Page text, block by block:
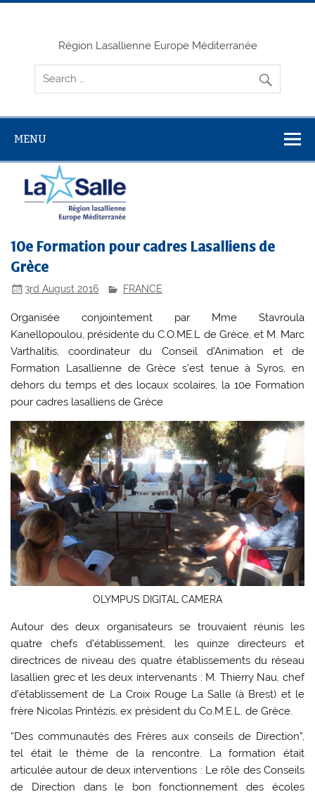
Skip
Région Lasallienne Europe Méditerranée
MENU
10e Formation pour cadres Lasalliens de
Grèce
3rd August 2016 FRANCE
Organisée conjointement par Mme Stavroula
Kanellopoulou, présidente du C.O.ME.L de Grèce, et M. Marc
Varthalitis, coordinateur du Conseil d’Animation et de
Formation Lasallienne de Grèce s’est tenue à Syros, en
dehors du temps et des locaux scolaires, la 10e Formation
pour cadres lasalliens de Grèce
OLYMPUS DIGITAL CAMERA
Autour des deux organisateurs se trouvaient réunis les
quatre chefs d’établissement, les quinze directeurs et
directrices de niveau des quatre établissements du réseau
lasallien grec et les deux intervenants : M. Thierry Nau, chef
d’établissement de La Croix Rouge La Salle (à Brest) et le
frère Nicolas Printézis, ex président du Co.M.E.L. de Grèce.
“Des communautés des Frères aux conseils de Direction”,
tel était le thème de la rencontre. La formation était
articulée autour de deux interventions : Le rôle des Conseils
de Direction dans le bon fonctionnement des écoles